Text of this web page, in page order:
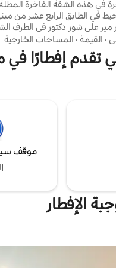
في هذه الشقة الفاخرة
في الطابق الرابع عشر من
مير على شور دكتور في الطرف
بيتش. مع إطلالات على الشمال
والجنوب والجنوب الغربي،
بشروق الشمس +
المطلة على شواطئ غراند
لـ 6 أشخاص على
كاملين.
· القيمة · المساحات الخارجية
تقدم إفطارًا
موقف
الإفطار